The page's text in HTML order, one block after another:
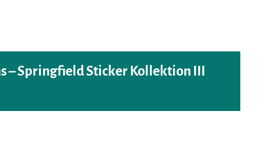
– Springfield Sticker Kollektion III